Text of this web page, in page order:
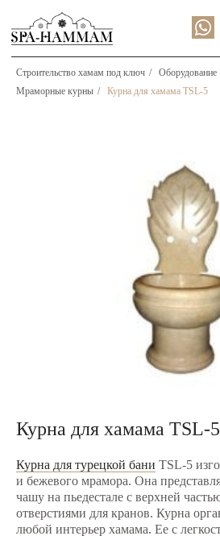
Строительство хамам под ключ / Оборудование
Мраморные курны / Курна для хамама TSL-5
Курна для хамама TSL-5
Курна для турецкой бани TSL-5
и бежевого мрамора. Она
чашу на пьедестале с верхней
отверстиями для кранов. Курна
любой интерьер хамама. Ее с